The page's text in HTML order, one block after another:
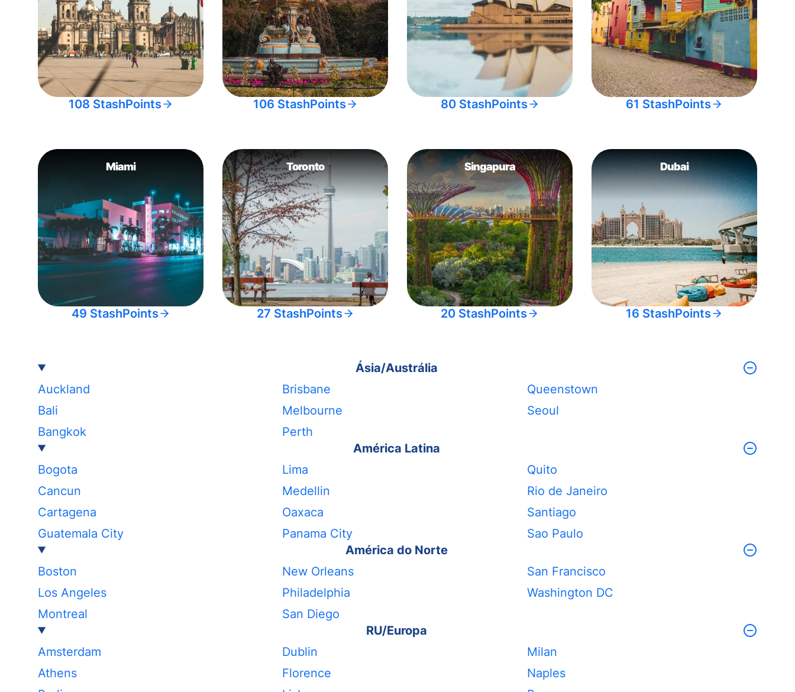
108 StashPoints 106 StashPoints 80 StashPoints 61 StashPoints
Miami
49 StashPoints
Toronto
27 StashPoints
Singapura
20 StashPoints
Dubai
16 StashPoints
Ásia/Austrália
Auckland
Bali
Bangkok
Brisbane
Melbourne
Perth
Queenstown
Seoul
América Latina
Bogota
Cancun
Cartagena
Guatemala City
Lima
Medellin
Oaxaca
Panama City
Quito
Rio de Janeiro
Santiago
Sao Paulo
América do Norte
Boston
Los Angeles
Montreal
New Orleans
Philadelphia
San Diego
San Francisco
Washington DC
RU/Europa
Amsterdam
Athens
Dublin
Florence
Milan
Naples